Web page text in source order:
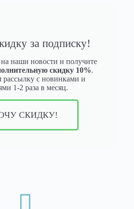
за подписку!
наши новости и получите
скидку 10%.
рассылку с новинками и
1-2 раза в месяц.
СКИДКУ!